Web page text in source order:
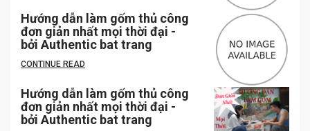
Hướng dẫn làm gốm thủ công
đơn giản nhất mọi thời đại -
bởi Authentic bat trang
CONTINUE READ
Hướng dẫn làm gốm thủ công
đơn giản nhất mọi thời đại -
bởi Authentic bat trang